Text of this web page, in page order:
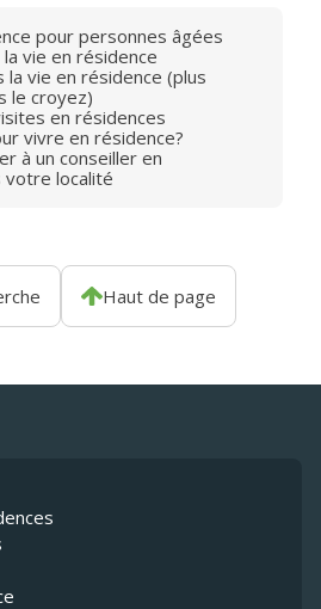
pour personnes âgées
vie en résidence
la vie en résidence (plus
le croyez)
en résidences
vivre en résidence?
à un conseiller en
votre localité
Haut de page